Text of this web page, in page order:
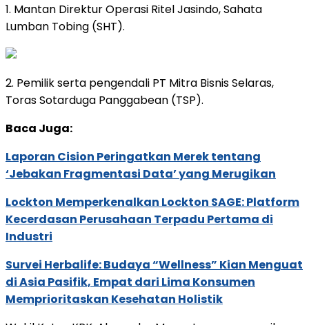
1. Mantan Direktur Operasi Ritel Jasindo, Sahata
Lumban Tobing (SHT).
2. Pemilik serta pengendali PT Mitra Bisnis Selaras,
Toras Sotarduga Panggabean (TSP).
Baca Juga:
Laporan Cision Peringatkan Merek tentang
‘Jebakan Fragmentasi Data’ yang Merugikan
Lockton Memperkenalkan Lockton SAGE: Platform
Kecerdasan Perusahaan Terpadu Pertama di
Industri
Survei Herbalife: Budaya “Wellness” Kian Menguat
di Asia Pasifik, Empat dari Lima Konsumen
Memprioritaskan Kesehatan Holistik